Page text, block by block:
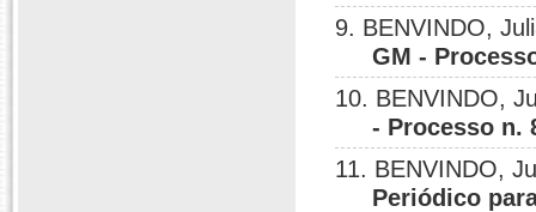
9. BENVINDO,
GM -
10. BENVINDO,
- Processo n.
11. BENVINDO,
Periódico